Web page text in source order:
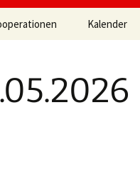
Kalender